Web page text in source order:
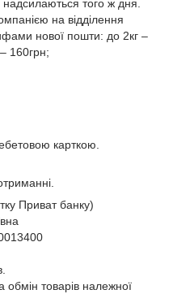
того ж дня.
на відділення
нової пошти: до 2кг –
160грн;
карткою.
Приват банку)
обмін товарів належної